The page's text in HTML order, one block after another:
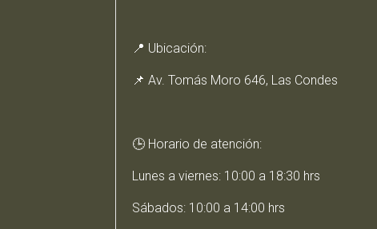
📍 Ubicación:
📌 Av. Tomás Moro 646, Las Condes
🕒 Horario de atención:
Lunes a viernes: 10:00 a 18:30 hrs
Sábados: 10:00 a 14:00 hrs